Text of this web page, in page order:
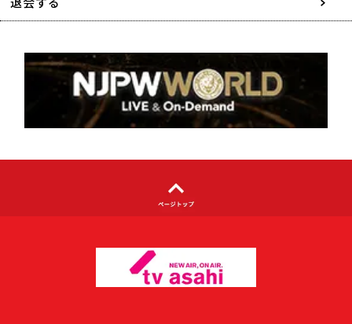
著作権について
利用者情報の外部送信について